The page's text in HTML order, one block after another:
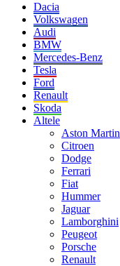
Dacia
Volkswagen
Audi
BMW
Mercedes-Benz
Tesla
Ford
Renault
Skoda
Altele
Aston Martin
Citroen
Dodge
Ferrari
Fiat
Hummer
Jaguar
Lamborghini
Peugeot
Porsche
Renault